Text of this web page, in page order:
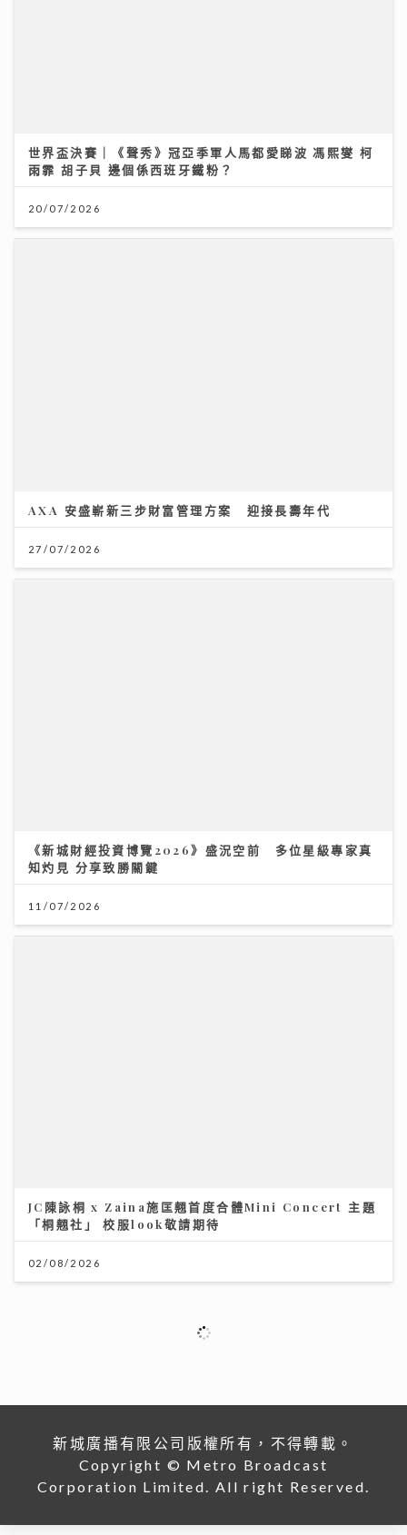
世界盃決賽｜《聲秀》冠亞季軍人馬都愛睇波 馮熙燮 柯
雨霏 胡子貝 邊個係西班牙鐵粉？
20/07/2026
AXA 安盛嶄新三步財富管理方案 迎接長壽年代
27/07/2026
《新城財經投資博覽2026》盛況空前 多位星級專家真
知灼見 分享致勝關鍵
11/07/2026
JC陳詠桐 x Zaina施匡翹首度合體Mini Concert 主題
「桐翹社」 校服look敬請期待
02/08/2026
新城廣播有限公司版權所有，不得轉載。
Copyright © Metro Broadcast
Corporation Limited. All right Reserved.